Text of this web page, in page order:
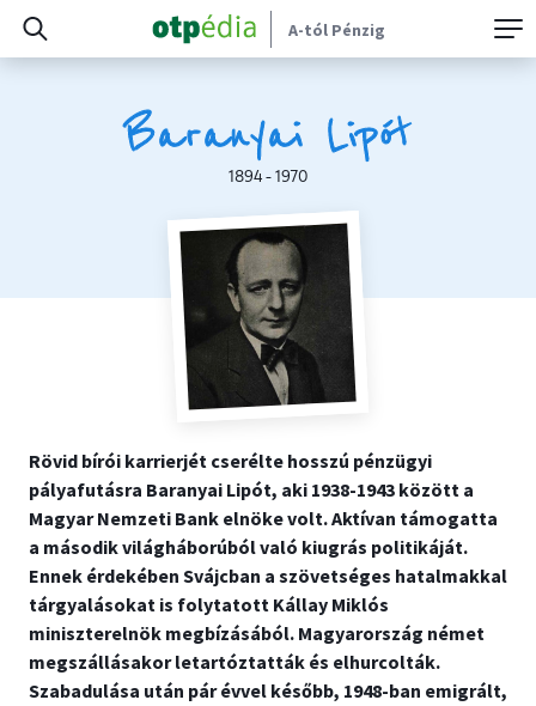
A-tól Pénzig
Baranyai Lipót
1894 - 1970
Rövid bírói karrierjét cserélte hosszú pénzügyi
pályafutásra Baranyai Lipót, aki 1938-1943 között a
Magyar Nemzeti Bank elnöke volt. Aktívan támogatta
a második világháborúból való kiugrás politikáját.
Ennek érdekében Svájcban a szövetséges hatalmakkal
tárgyalásokat is folytatott Kállay Miklós
miniszterelnök megbízásából. Magyarország német
megszállásakor letartóztatták és elhurcolták.
Szabadulása után pár évvel később, 1948-ban emigrált,